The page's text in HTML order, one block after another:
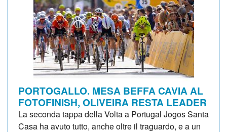
PORTOGALLO. MESA BEFFA CAVIA AL
FOTOFINISH, OLIVEIRA RESTA LEADER
La seconda tappa della Volta a Portugal Jogos Santa
Casa ha avuto tutto, anche oltre il traguardo, e a un